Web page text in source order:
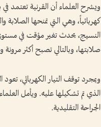
ويشرح العلماء أن القرنية تعتمد
كهربائياً، وهي التي تمنحها
النسيج، يحدث تغير مؤقت في مستوى
صلابتها، وبالتالي تصبح أكثر مرونة
وبمجرد توقف التيار الكهربائي،
الذي تم تشكيلها عليه. ويأمل
الجراحة التقليدية.